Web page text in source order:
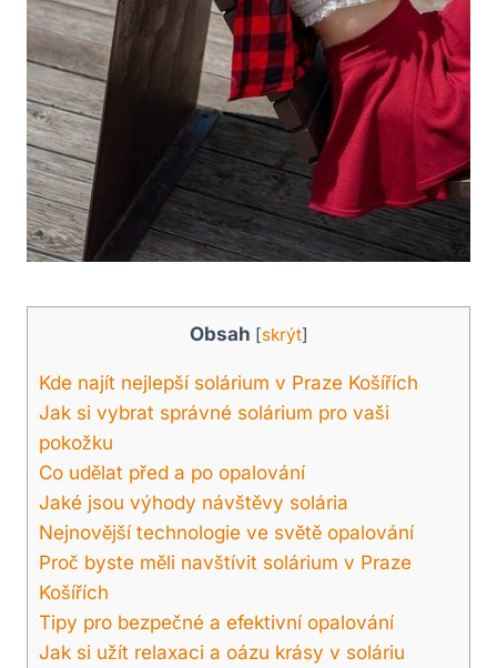
Obsah [skrýt]
Kde ​najít nejlepší ‍solárium v Praze‌ Košířích
Jak si vybrat správné solárium pro vaši
pokožku
Co udělat před a‌ po opalování
Jaké⁢ jsou​ výhody návštěvy solária
Nejnovější ​technologie ve světě opalování
Proč byste měli ⁤navštívit solárium v Praze
Košířích
Tipy pro‌ bezpečné a ⁢efektivní opalování
Jak si užít relaxaci a ‌oázu krásy v soláriu